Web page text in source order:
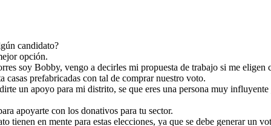
candidato?
opción.
soy Bobby, vengo a decirles mi propuesta de trabajo si me eligen
casas prefabricadas con tal de comprar nuestro voto.
un apoyo para mi distrito, se que eres una persona muy
apoyarte con los donativos para tu sector.
tienen en mente para estas elecciones, ya que se debe generar un